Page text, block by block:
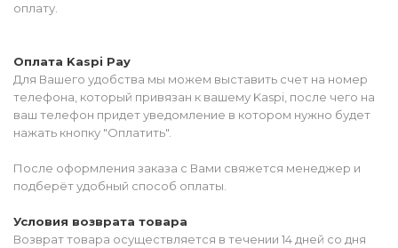
оплату.
Оплата Kaspi Pay
Для Вашего удобства мы можем выставить счет на номер
телефона, который привязан к вашему Kaspi, после чего на
ваш телефон придет уведомление в котором нужно будет
нажать кнопку "Оплатить".
После оформления заказа с Вами свяжется менеджер и
подберёт удобный способ оплаты.
Условия возврата товара
Возврат товара осуществляется в течении 14 дней со дня